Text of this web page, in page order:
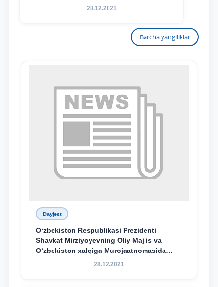
28.12.2021
Barcha yangiliklar
Dayjest
O‘zbekiston Respublikasi Prezidenti
Shavkat Mirziyoyevning Oliy Majlis va
O‘zbekiston xalqiga Murojaatnomasida
belgilangan vazifalar mazmun-mohiyatini
28.12.2021